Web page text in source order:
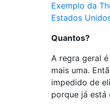
Exemplo da
Estados
Quantos?
A regra geral
mais uma.
impedido de
porque já está